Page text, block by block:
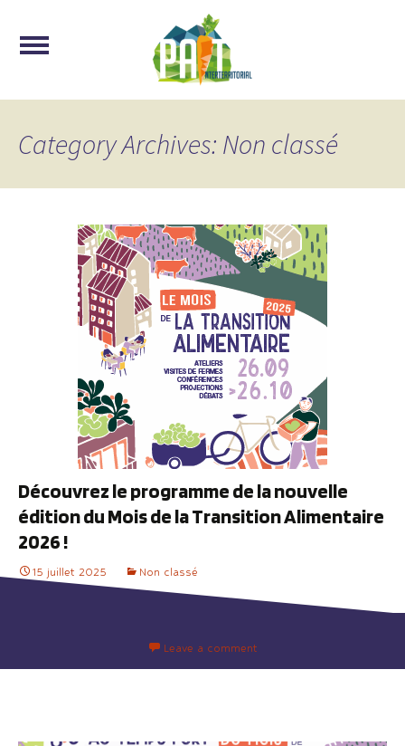
Category Archives: Non classé
Découvrez le programme de la nouvelle
édition du Mois de la Transition Alimentaire
2026 !
15 juillet 2025 Non classé
Leave a comment